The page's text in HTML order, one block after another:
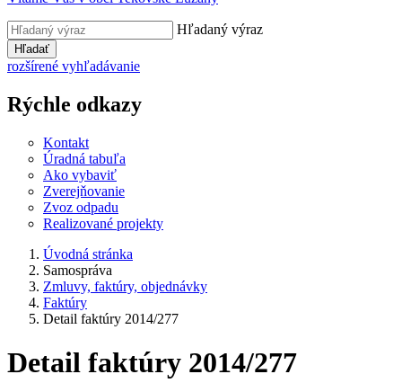
Hľadaný výraz
Hľadať
rozšírené vyhľadávanie
Rýchle odkazy
Kontakt
Úradná tabuľa
Ako vybaviť
Zverejňovanie
Zvoz odpadu
Realizované projekty
Úvodná stránka
Samospráva
Zmluvy, faktúry, objednávky
Faktúry
Detail faktúry 2014/277
Detail faktúry 2014/277